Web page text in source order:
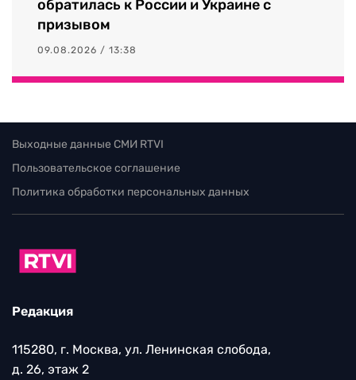
обратилась к России и Украине с
призывом
09.08.2026 / 13:38
Выходные данные СМИ RTVI
Пользовательское соглашение
Политика обработки персональных данных
Редакция
115280, г. Москва, ул. Ленинская слобода,
д. 26, этаж 2